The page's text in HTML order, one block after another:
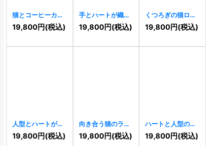
猫とコーヒーカッ
プのロゴ [11071]
19,800円(税込)
手とハートが織り
なす慈愛のロゴ
11069 ]
19,800円(税込)
くつろぎの猫ロゴ
[11055]
19,800円(税込)
人型とハートが奏
でる親愛のライン
ロゴ 11051]
19,800円(税込)
向き合う猫のライ
ンアートロゴ
11048 ]
19,800円(税込)
ハートと人型の調
和ロゴ[10424]
19,800円(税込)